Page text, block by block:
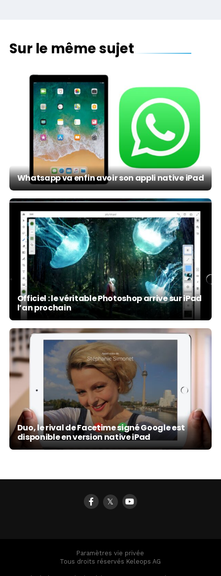
Sur le même sujet
Whatsapp va enfin avoir son appli native iPad
Officiel : le véritable Photoshop arrive sur iPad
l’an prochain
Duo, le rival de Facetime signé Google est
disponible en version native iPad
𝕏
Paramètres vie privée
Tous droits réservés Keleops AG